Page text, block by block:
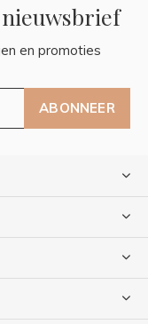
en promoties
ABONNEER